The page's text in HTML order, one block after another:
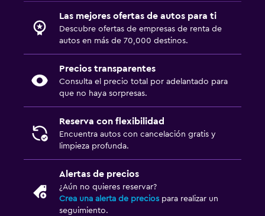
Las mejores ofertas de autos para ti
Descubre ofertas de empresas de renta de
autos en más de 70,000 destinos.
Precios transparentes
Consulta el precio total por adelantado para
que no haya sorpresas.
Reserva con flexibilidad
Encuentra autos con cancelación gratis y
limpieza profunda.
Alertas de precios
¿Aún no quieres reservar?
Crea una alerta de precios para realizar un
seguimiento.